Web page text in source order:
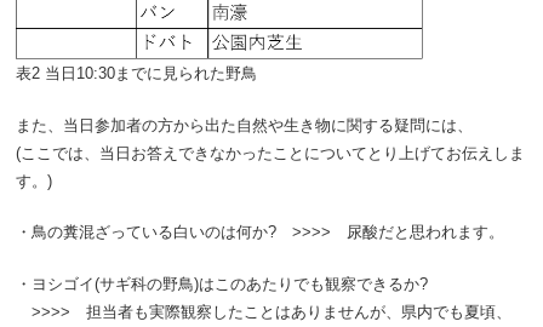
表2 当日10:30までに見られた野鳥
また、当日参加者の方から出た自然や生き物に関する疑問には、
(ここでは、当日お答えできなかったことについてとり上げてお伝えしま
す。)
・鳥の糞混ざっている白いのは何か? >>>> 尿酸だと思われます。
・ヨシゴイ(サギ科の野鳥)はこのあたりでも観察できるか?
>>>> 担当者も実際観察したことはありませんが、県内でも夏頃、